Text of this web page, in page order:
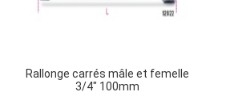
Rallonge carrés mâle et femelle
3/4" 100mm